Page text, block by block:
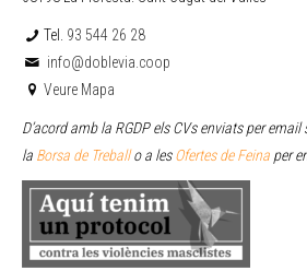
Tel. 93 544 26 28
info@doblevia.coop
Veure Mapa
D’acord amb la RGDP els CVs enviats per
la Borsa de Treballo a lesOfertes de Feina per